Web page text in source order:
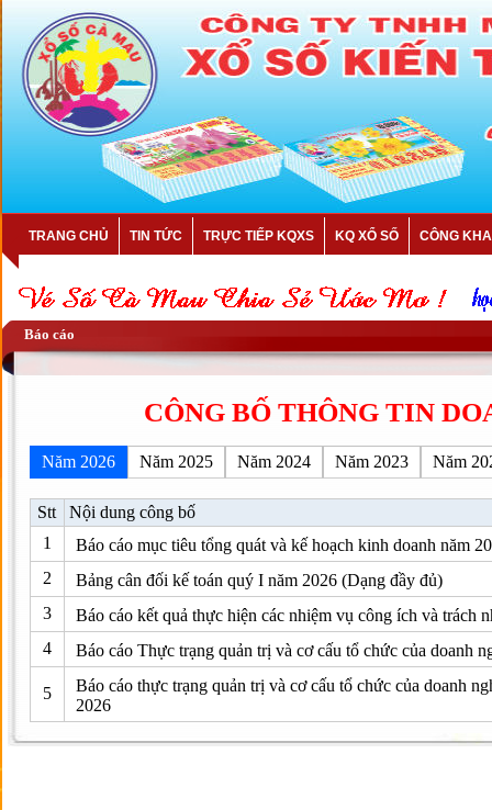
TRANG CHỦ TIN TỨC TRỰC TIẾP KQXS KQ XỔ SỐ CÔNG
Báo cáo
CÔNG BỐ THÔNG TIN
Năm 2026 Năm 2025 Năm 2024 Năm 2023 Năm
Stt
Nội dung công bố
1
Báo cáo mục tiêu tổng quát và kế hoạch kinh doanh năm
2
Bảng cân đối kế toán quý I năm 2026 (Dạng đầy đủ)
3
Báo cáo kết quả thực hiện các nhiệm vụ công ích và trách
4
Báo cáo Thực trạng quản trị và cơ cấu tổ chức của doanh
5
Báo cáo thực trạng quản trị và cơ cấu tổ chức của doanh
2026